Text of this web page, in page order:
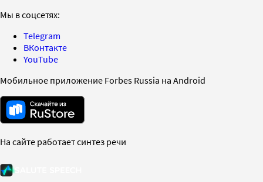
Мы в соцсетях:
Telegram
ВКонтакте
YouTube
Мобильное приложение Forbes Russia на Android
На сайте работает синтез речи